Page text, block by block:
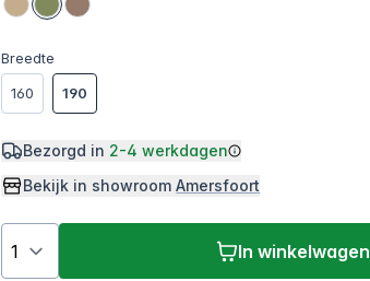
Breedte
160
190
Bezorgd in 2-4 werkdagen
Bekijk in showroomAmersfoort
In winkelwagen